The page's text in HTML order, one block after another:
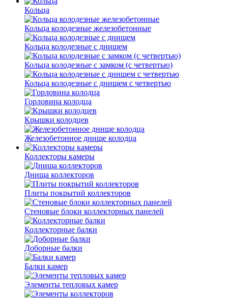
Кольца
Кольца колодезные железобетонные
Кольца колодезные с днищем
Кольца колодезные с замком (с четвертью)
Кольца колодезные с днищем с четвертью
Горловина колодца
Крышки колодцев
Железобетонное днище колодца
Коллекторы камеры
Днища коллекторов
Плиты покрытий коллекторов
Стеновые блоки коллекторных панелей
Коллекторные балки
Доборные балки
Балки камер
Элементы тепловых камер